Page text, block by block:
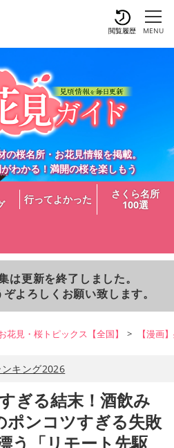
MENU
閲覧履歴
桜名所・お花見情報を掲載。
わかる！満開の桜を楽しもう
行ってよかった
さくら名所
100選
は更新を終了しました。
よろしくお願い致します。
花見・桜トピックス【全国】 【漫画
キング2026
ぎる結末！酒飲み
ポンコツすぎる失敗
う「リモート先駆